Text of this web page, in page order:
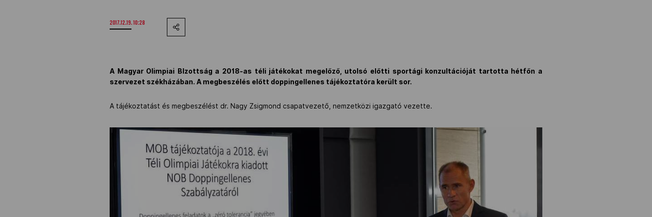
2017.12.19. 10:28
A Magyar Olimpiai BIzottság a 2018-as téli játékokat megelőző, utolsó előtti sportági konzultációját tartotta hétfőn a
szervezet székházában. A megbeszélés előtt doppingellenes tájékoztatóra került sor.
A tájékoztatást és megbeszélést dr. Nagy Zsigmond csapatvezető, nemzetközi igazgató vezette.